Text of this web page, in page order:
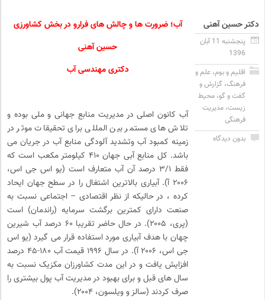
دکتر حسین آهنی
پنجشنبه 11 آبان
1396
اقلیم و بوم، علم و
فرهنگ، گزارش و
گفت و گو، محیط
زیست، مدیریت
فرهنگی
بدون دیدگاه
آب؛ ضرورت ها و چالش های فرارو در بخش کشاورزی
حسین آهنی
دکتری مهندسی آب
آب کانون اصلی در مدیریت منابع جهانی و ملی بوده و
تلاش های مستمر بین المللی برای تحقیقات موثر در
زمینه کمبود آب وتشدید آلودگی منابع آب در جریان می
باشد. کل منابع آبی جهان ۴۱۰ کیلومتر مکعب است که
فقط ۳/۱ درصد آن آب متعارف است (یو اس جی اس،
۲۰۰۶ آ). آبیاری بالاترین اشتغال را در سطح جهان ایحاد
کرده ، در حالیکه از نظر اقتصادی – اجتماعی نسبت به
صنعت دارای کمترین برگشت سرمایه (راندمان) است
(پری، ۲۰۰۵). در حال حاضر تقریبا ۶۰ درصد آب شیرین
چهان با هدف آبیاری مورد استفاده قرار می گیرد (یو اس
جی اس، ۲۰۰۶ آ). در سال ۱۹۹۶ قیمت آب ۱۸۰-۴۵ درصد
افزایش یافت و در این مدت کشاورزان مکزیک نسبت به
سال های قبل و برای بهبود در مدیریت آب پول بیشتری را
صرف کردند (سالز و ویلسون، ۲۰۰۴).